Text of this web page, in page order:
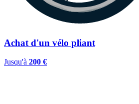
Achat d'un vélo pliant
Jusqu'à 200 €